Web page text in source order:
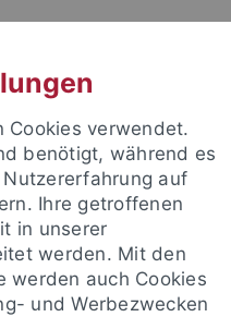
EINRICHTUNGEN
Cookies verwendet.
benötigt, während es
auf
Ihre getroffenen
in unserer
werden. Mit den
werden auch Cookies
und Werbezwecken